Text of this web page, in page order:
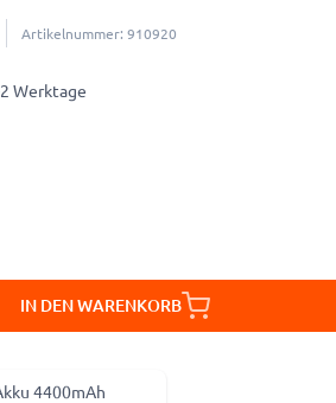
Artikelnummer: 910920
Werktage
IN DEN WARENKORB
4400mAh